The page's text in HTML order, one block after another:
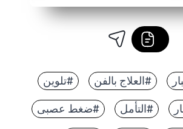
#العلاج بالفن #تلوين
#التأمل #ضغط عصبى